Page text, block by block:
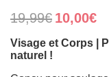
out of 5
based on
ratings
19,99€ Original
price
was:
19,99€.
10,00€
is:
Visage et Corps |
naturel !